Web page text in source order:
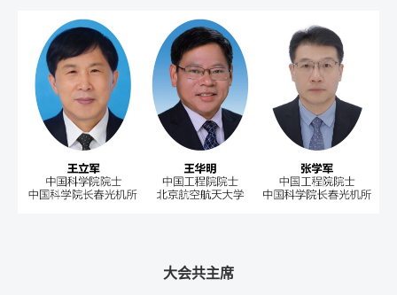
大会共主席